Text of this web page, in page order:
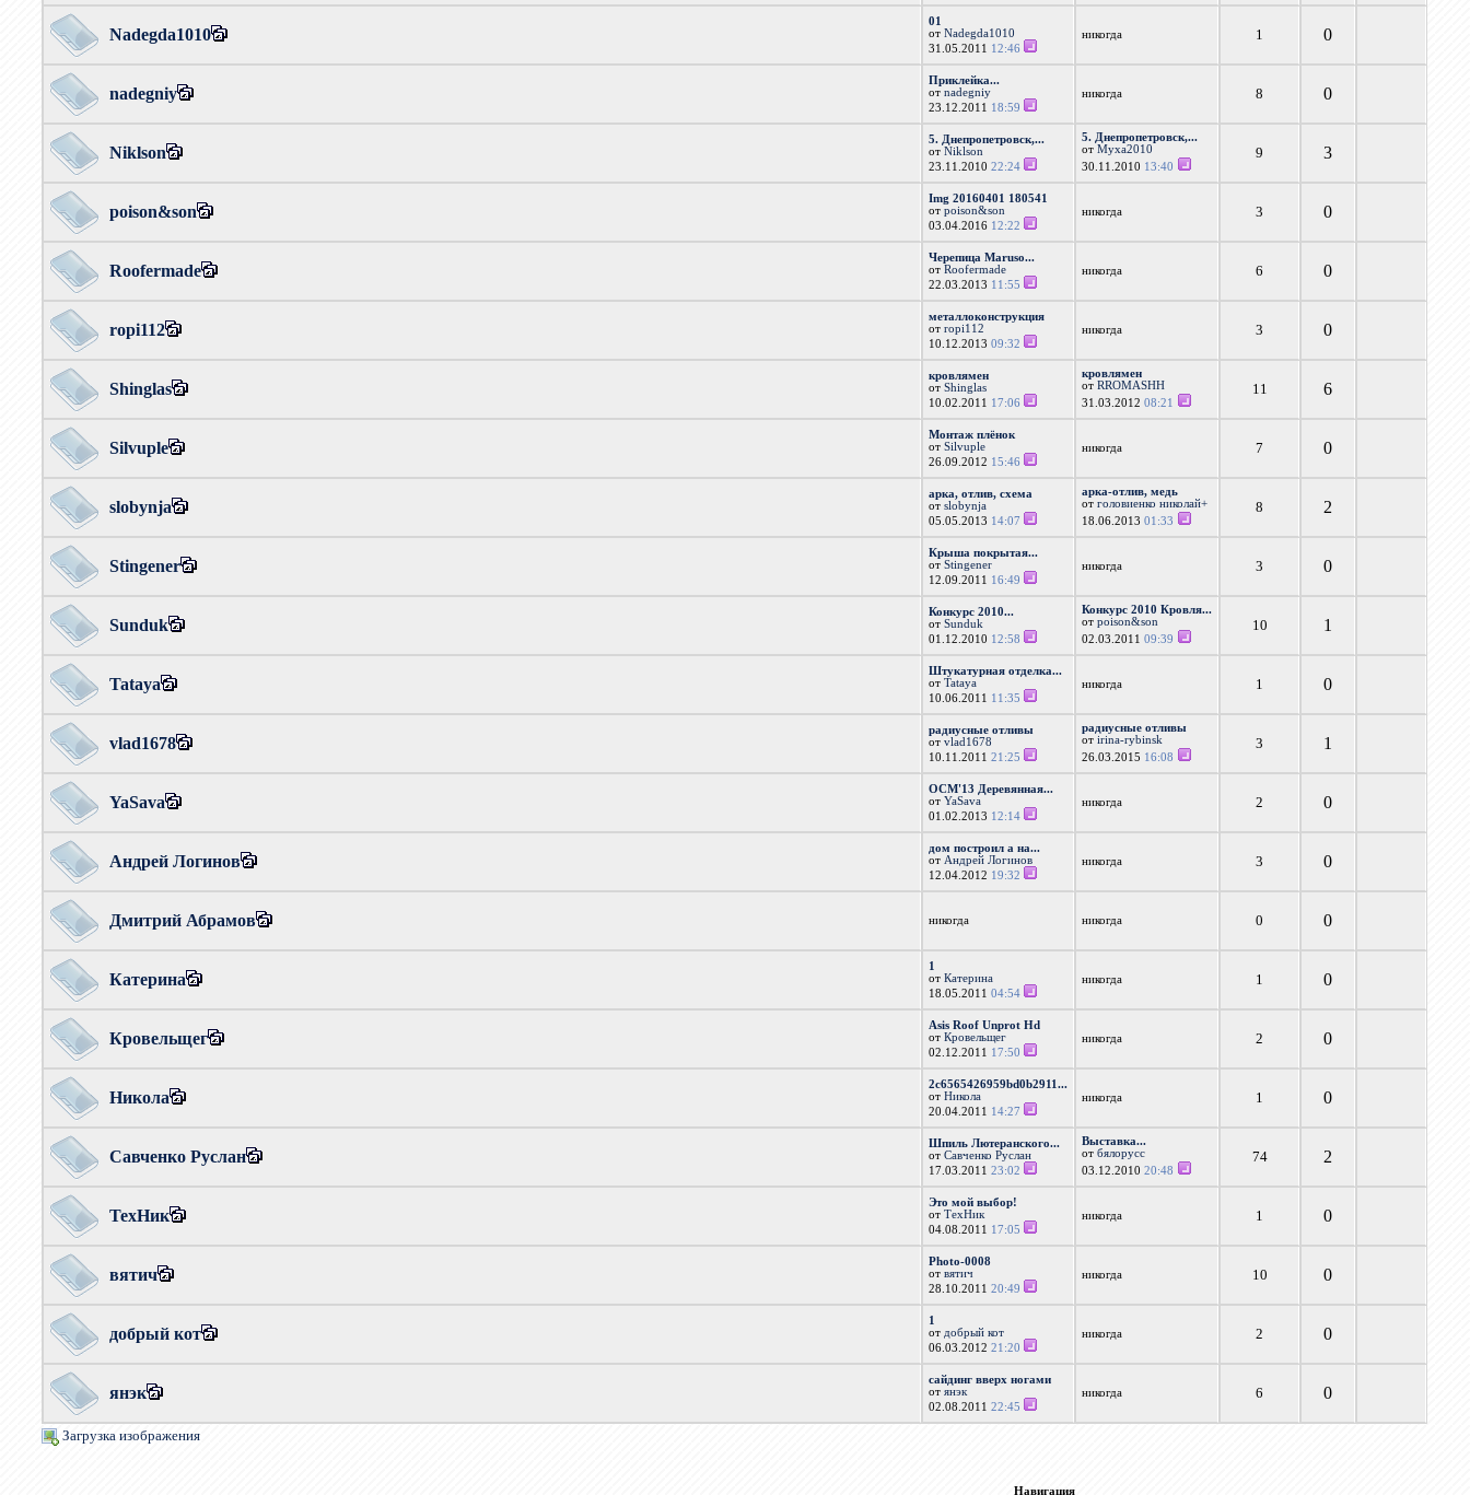
Nadegda1010
01
отNadegda1010
31.05.2011 12:46
никогда 1 0
nadegniy
Приклейка...
отnadegniy
23.12.2011 18:59
никогда 8 0
Niklson
5. Днепропетровск,...
отNiklson
23.11.201022:24
5. Днепропетровск,...
отМуха2010
30.11.2010 13:40
9 3
poison&son
Img 20160401 180541
отpoison&son
03.04.2016 12:22
никогда 3 0
Roofermade
Черепица Maruso...
отRoofermade
22.03.2013 11:55
никогда 6 0
ropi112
металлоконструкция
отropi112
10.12.201309:32
никогда 3 0
Shinglas
кровлямен
отShinglas
10.02.2011 17:06
кровлямен
отRROMASHH
31.03.201208:21
11 6
Silvuple
Монтаж плёнок
отSilvuple
26.09.2012 15:46
никогда 7 0
slobynja
арка, отлив, схема
отslobynja
05.05.2013 14:07
арка-отлив, медь
отголовиенко николай+
18.06.201301:33
8 2
Stingener
Крыша покрытая...
отStingener
12.09.2011 16:49
никогда 3 0
Sunduk
Конкурс 2010...
отSunduk
01.12.2010 12:58
Конкурс 2010 Кровля...
отpoison&son
02.03.201109:39
10 1
Tataya
Штукатурная отделка...
отTataya
10.06.2011 11:35
никогда 1 0
vlad1678
радиусные отливы
отvlad1678
10.11.201121:25
радиусные отливы
отirina-rybinsk
26.03.2015 16:08
3 1
YaSava
ОСМ'13 Деревянная...
отYaSava
01.02.2013 12:14
никогда 2 0
Андрей Логинов
дом построил а на...
от Андрей Логинов
12.04.2012 19:32
никогда 3 0
Дмитрий Абрамов никогда никогда 0 0
Катерина
1
отКатерина
18.05.201104:54
никогда 1 0
Кровельщег
Asis Roof Unprot Hd
отКровельщег
02.12.2011 17:50
никогда 2 0
Никола
2c6565426959bd0b2911...
отНикола
20.04.2011 14:27
никогда 1 0
Савченко Руслан
Шпиль Лютеранского...
отСавченко Руслан
17.03.201123:02
Выставка...
отбялорусс
03.12.201020:48
74 2
ТехНик
Это мой выбор!
отТехНик
04.08.2011 17:05
никогда 1 0
вятич
Photo-0008
отвятич
28.10.201120:49
никогда 10 0
добрый кот
1
от добрый кот
06.03.201221:20
никогда 2 0
янэк
сайдинг вверх ногами
отянэк
02.08.201122:45
никогда 6 0
Загрузка изображения
Навигация